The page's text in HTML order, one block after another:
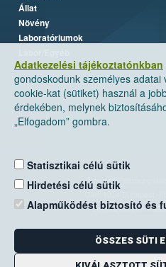
Adatkezelési tájékoztatónkban
gondoskodunk személyes
cookie-kat (sütiket) használ a
érdekében, melynek
„Elfogadom” gombra.
Statisztikai célú sütik
Hirdetési célú sütik
Alapműködést biztosító és
ÖSSZES SÜTI
Állat
Növény
Laboratóriumok
Nemzeti
Levelezési cím:
E-mail:
Zöld szám: